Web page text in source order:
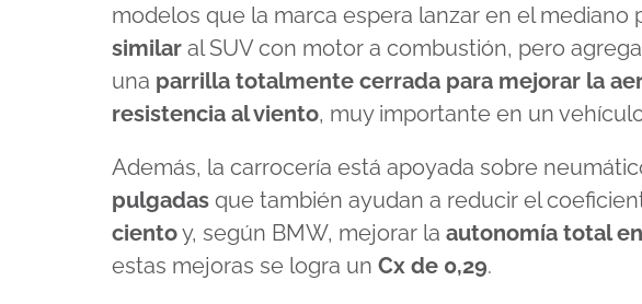
modelos que la marca espera lanzar en el mediano
similar al SUV con motor a combustión, pero
una parrilla totalmente cerrada para mejorar la
resistencia al viento, muy importante en un
Además, la carrocería está apoyada sobre
pulgadas que también ayudan a reducir el
cientoy, según BMW, mejorar la autonomía total
estas mejoras se logra un Cx de 0,29.